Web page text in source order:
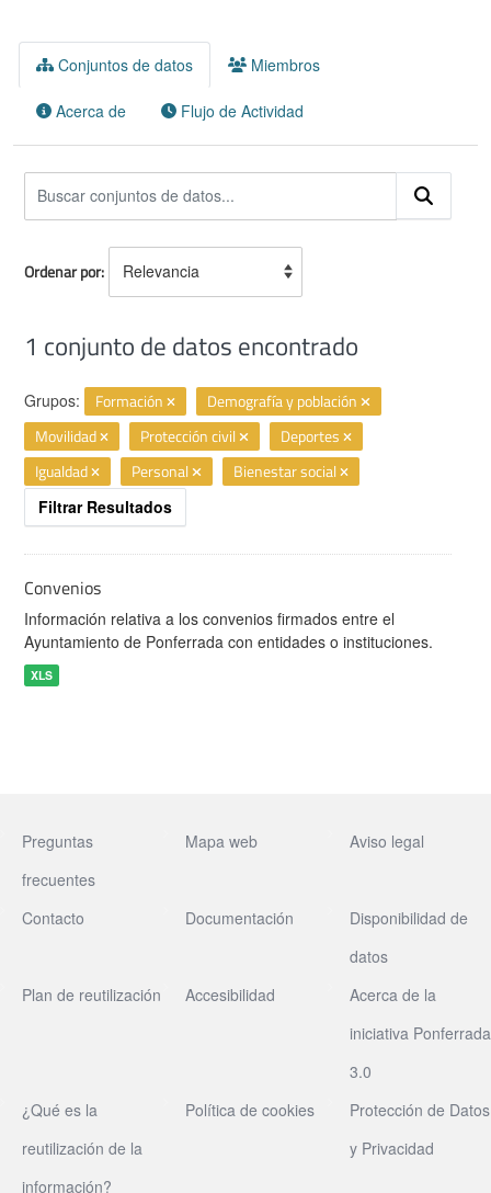
Conjuntos de datos Miembros
Acerca de Flujo de Actividad
Ordenar por
1 conjunto de datos encontrado
Grupos: Formación
Demografía y población
Movilidad
Protección civil
Deportes
Igualdad
Personal Bienestar social
Filtrar Resultados
Convenios
Información relativa a los convenios firmados entre el
Ayuntamiento de Ponferrada con entidades o instituciones.
XLS
Preguntas
frecuentes
Mapa web Aviso legal
Contacto Documentación
Disponibilidad de
datos
Plan de reutilización
Accesibilidad
Acerca de la
iniciativa Ponferrada
3.0
¿Qué es la
reutilización de la
información?
Política de cookies
Protección de Datos
y Privacidad